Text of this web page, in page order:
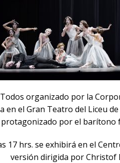
organizado por la
en el Gran Teatro del Liceu
por el barítono
17 hrs. se exhibirá en el
versión dirigida por Christof